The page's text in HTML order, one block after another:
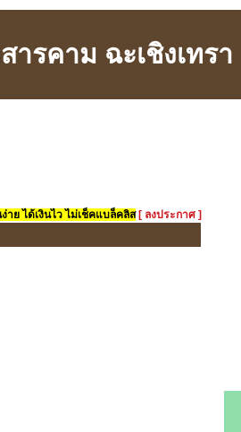
ารคาม ฉะเชิงเทรา
าย ได้เงินไว ไม่เช็คแบล็คลิส [ ลงประกาศ ]